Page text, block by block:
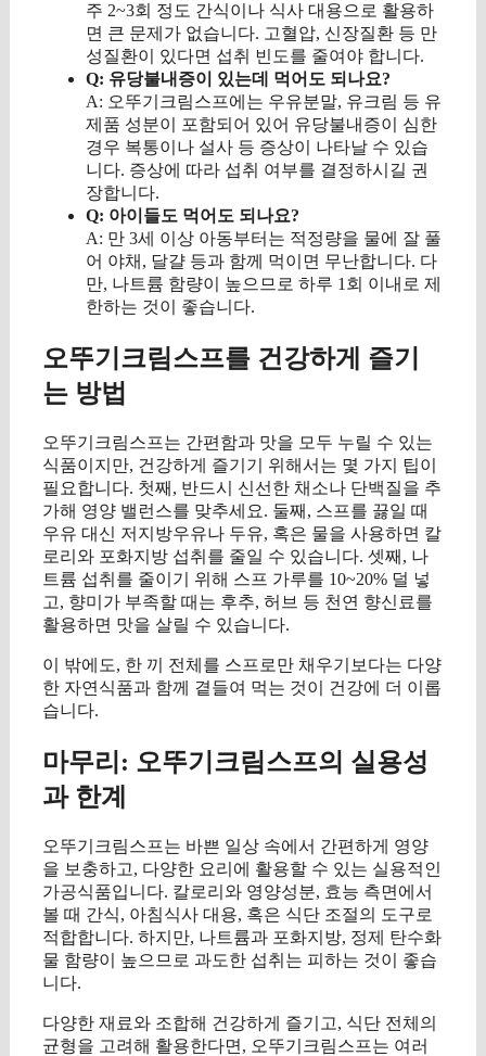
주 2~3회 정도 간식이나 식사 대용으로 활용하
면 큰 문제가 없습니다. 고혈압, 신장질환 등 만
성질환이 있다면 섭취 빈도를 줄여야 합니다.
Q: 유당불내증이 있는데 먹어도 되나요?
A: 오뚜기크림스프에는 우유분말, 유크림 등 유
제품 성분이 포함되어 있어 유당불내증이 심한
경우 복통이나 설사 등 증상이 나타날 수 있습
니다. 증상에 따라 섭취 여부를 결정하시길 권
장합니다.
Q: 아이들도 먹어도 되나요?
A: 만 3세 이상 아동부터는 적정량을 물에 잘 풀
어 야채, 달걀 등과 함께 먹이면 무난합니다. 다
만, 나트륨 함량이 높으므로 하루 1회 이내로 제
한하는 것이 좋습니다.
오뚜기크림스프를 건강하게 즐기
는 방법
오뚜기크림스프는 간편함과 맛을 모두 누릴 수 있는
식품이지만, 건강하게 즐기기 위해서는 몇 가지 팁이
필요합니다. 첫째, 반드시 신선한 채소나 단백질을 추
가해 영양 밸런스를 맞추세요. 둘째, 스프를 끓일 때
우유 대신 저지방우유나 두유, 혹은 물을 사용하면 칼
로리와 포화지방 섭취를 줄일 수 있습니다. 셋째, 나
트륨 섭취를 줄이기 위해 스프 가루를 10~20% 덜 넣
고, 향미가 부족할 때는 후추, 허브 등 천연 향신료를
활용하면 맛을 살릴 수 있습니다.
이 밖에도, 한 끼 전체를 스프로만 채우기보다는 다양
한 자연식품과 함께 곁들여 먹는 것이 건강에 더 이롭
습니다.
마무리: 오뚜기크림스프의 실용성
과 한계
오뚜기크림스프는 바쁜 일상 속에서 간편하게 영양
을 보충하고, 다양한 요리에 활용할 수 있는 실용적인
가공식품입니다. 칼로리와 영양성분, 효능 측면에서
볼 때 간식, 아침식사 대용, 혹은 식단 조절의 도구로
적합합니다. 하지만, 나트륨과 포화지방, 정제 탄수화
물 함량이 높으므로 과도한 섭취는 피하는 것이 좋습
니다.
다양한 재료와 조합해 건강하게 즐기고, 식단 전체의
균형을 고려해 활용한다면, 오뚜기크림스프는 여러